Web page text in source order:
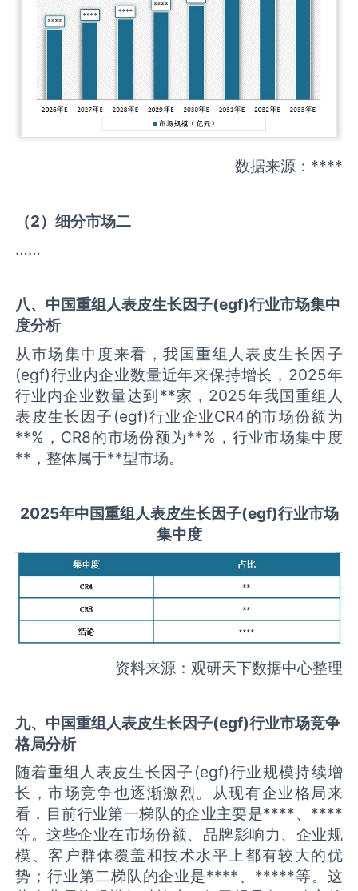
数据来源：****
（2）细分市场二
……
八、中国重组人表皮生长因子(egf)行业市场集中
度分析
从市场集中度来看，我国重组人表皮生长因子
(egf)行业内企业数量近年来保持增长，2025年
行业内企业数量达到**家，2025年我国重组人
表皮生长因子(egf)行业企业CR4的市场份额为
**%，CR8的市场份额为**%，行业市场集中度
**，整体属于**型市场。
2025年中国重组人表皮生长因子(egf)行业市场
集中度
资料来源：观研天下数据中心整理
九、中国重组人表皮生长因子(egf)行业市场竞争
格局分析
随着重组人表皮生长因子(egf)行业规模持续增
长，市场竞争也逐渐激烈。从现有企业格局来
看，目前行业第一梯队的企业主要是****、****
等。这些企业在市场份额、品牌影响力、企业规
模、客户群体覆盖和技术水平上都有较大的优
势；行业第二梯队的企业是****、*****等。这